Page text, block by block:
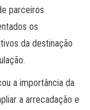
parceiros
os
da destinação
a importância da
a arrecadação e